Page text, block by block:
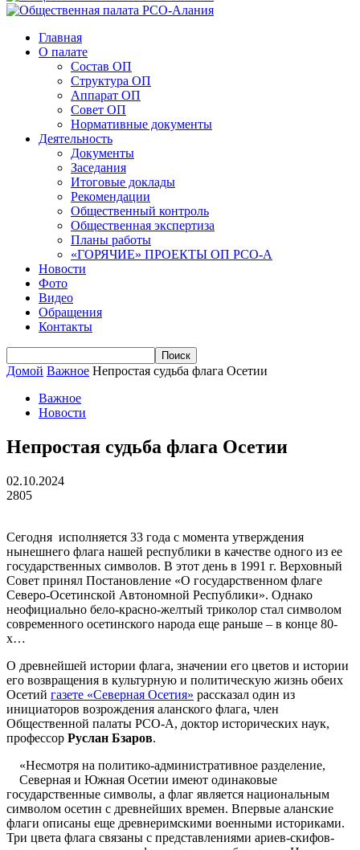
Главная
О палате
Состав ОП
Структура ОП
Аппарат ОП
Совет ОП
Нормативные документы
Деятельность
Документы
Заседания
Итоговые доклады
Рекомендации
Общественный контроль
Общественная экспертиза
Планы работы
«ГОРЯЧИЕ» ПРОЕКТЫ ОП РСО-А
Новости
Фото
Видео
Обращения
Контакты
Домой Важное Непростая судьба флага Осетии
Важное
Новости
Непростая судьба флага Осетии
02.10.2024
2805
Сегодня исполняется 33 года с момента утверждения
нынешнего флага нашей республики в качестве одного из ее
государственных символов. В этот день в 1991 г. Верховный
Совет принял Постановление «О государственном флаге
Северо-Осетинской Автономной Республики». Однако
неофициально бело-красно-желтый триколор стал символом
современного осетинского народа еще раньше – в конце 80-
х…
О древнейшей истории флага, значении его цветов и истории
его возвращения в культурную и политическую жизнь обеих
Осетий газете «Северная Осетия» рассказал один из
инициаторов возрождения аланского флага, член
Общественной палаты РСО-А, доктор исторических наук,
профессор Руслан Бзаров.
«Несмотря на политико-административное разделение,
Северная и Южная Осетии имеют одинаковые
государственные символы, а флаг является национальным
символом осетин с древнейших времен. Впервые аланские
флаги описаны еще древнеримскими военными историками.
Три цвета флага связаны с представлениями ариев-скифов-